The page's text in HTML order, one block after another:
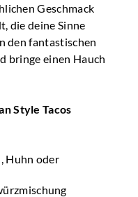
Geschmack
die deine Sinne
den fantastischen
bringe einen Hauch
Style Tacos
Huhn oder